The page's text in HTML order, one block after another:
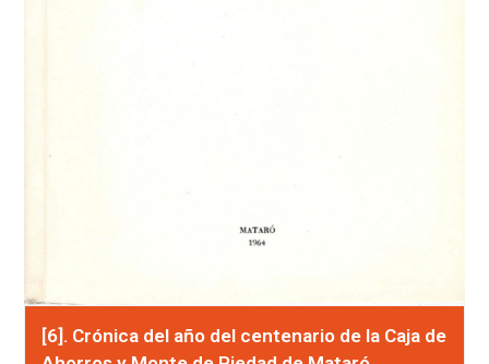
[6]. Crónica del año del centenario de la Caja de